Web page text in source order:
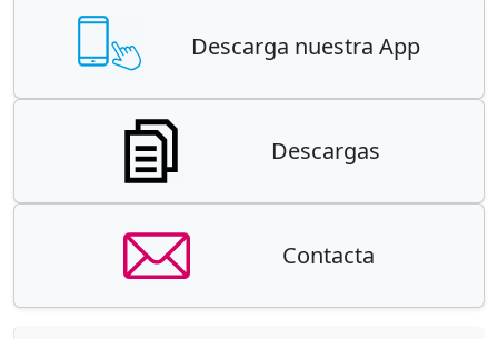
Descarga nuestra App
Descargas
Contacta